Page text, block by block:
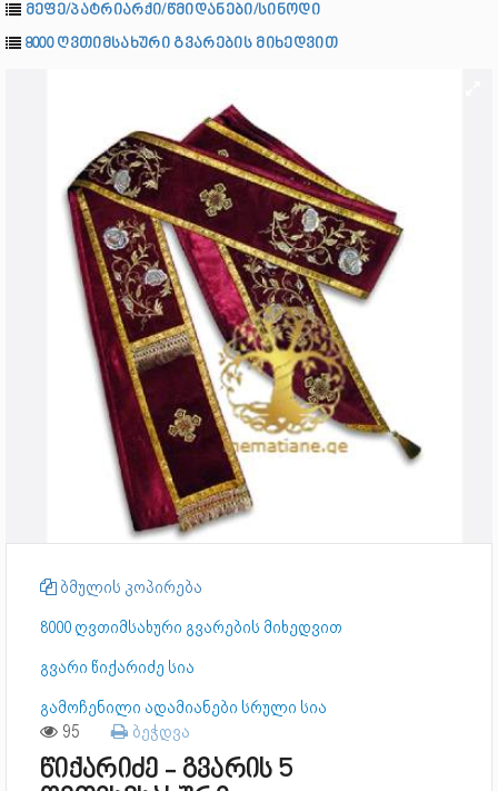
მეფე/პატრიარქი/წმიდანები/სინოდი
8000 ღვთიმსახური გვარების მიხედვით
ბმულის კოპირება
8000 ღვთიმსახური გვარების მიხედვით
გვარი წიქარიძე სია
გამოჩენილი ადამიანები სრული სია
95 ბეჭდვა
წიქარიძე - გვარის 5